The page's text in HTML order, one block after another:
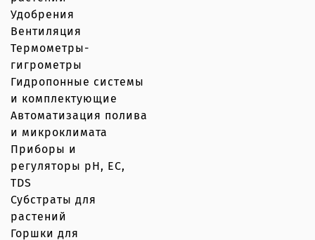
Удобрения
Вентиляция
Термометры-
гигрометры
Гидропонные системы
и комплектующие
Автоматизация полива
и микроклимата
Приборы и
регуляторы рН, EC,
TDS
Субстраты для
растений
Горшки для